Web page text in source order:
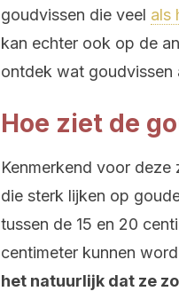
goudvissen die veel als
kan echter ook op de
ontdek wat goudvissen
Hoe ziet de
Kenmerkend voor deze
die sterk lijken op
tussen de 15 en 20
centimeter kunnen
het natuurlijk dat ze